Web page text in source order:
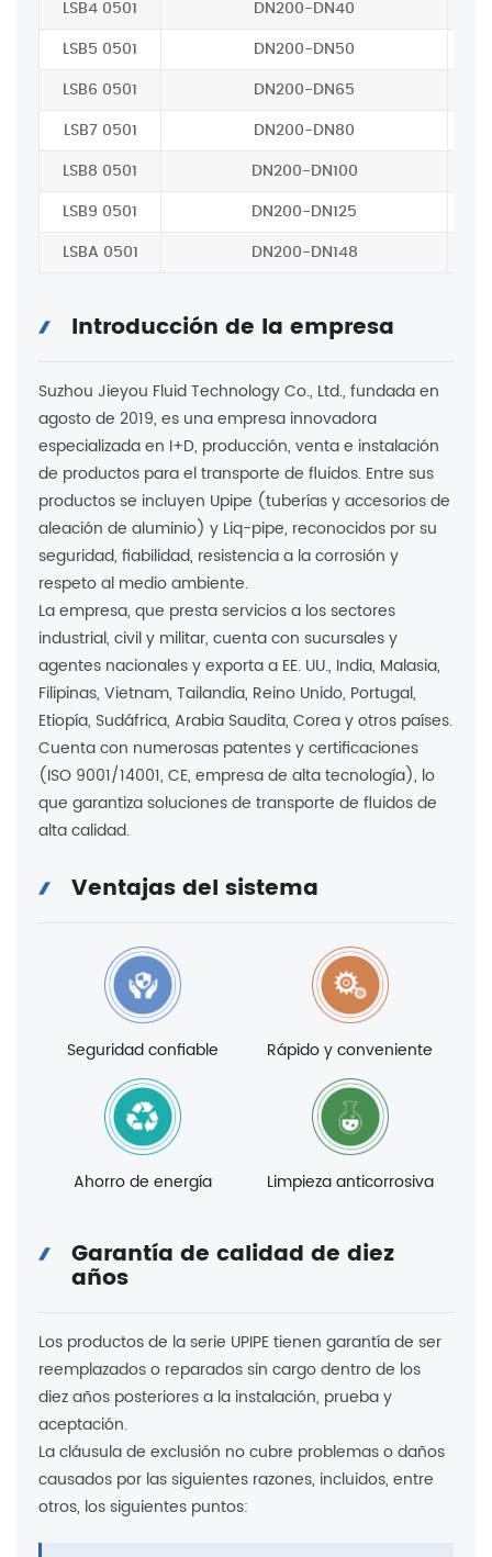
LSB4 0501 DN200-DN40
LSB5 0501 DN200-DN50
LSB6 0501 DN200-DN65
LSB7 0501 DN200-DN80
LSB8 0501 DN200-DN100
LSB9 0501 DN200-DN125
LSBA 0501 DN200-DN148
Introducción de la empresa
Suzhou Jieyou Fluid Technology Co., Ltd., fundada en
agosto de 2019, es una empresa innovadora
especializada en I+D, producción, venta e instalación
de productos para el transporte de fluidos. Entre sus
productos se incluyen Upipe (tuberías y accesorios de
aleación de aluminio) y Liq-pipe, reconocidos por su
seguridad, fiabilidad, resistencia a la corrosión y
respeto al medio ambiente.
La empresa, que presta servicios a los sectores
industrial, civil y militar, cuenta con sucursales y
agentes nacionales y exporta a EE. UU., India, Malasia,
Filipinas, Vietnam, Tailandia, Reino Unido, Portugal,
Etiopía, Sudáfrica, Arabia Saudita, Corea y otros países.
Cuenta con numerosas patentes y certificaciones
(ISO 9001/14001, CE, empresa de alta tecnología), lo
que garantiza soluciones de transporte de fluidos de
alta calidad.
Ventajas del sistema
Seguridad confiable Rápido y conveniente
Ahorro de energía Limpieza anticorrosiva
Garantía de calidad de diez
años
Los productos de la serie UPIPE tienen garantía de ser
reemplazados o reparados sin cargo dentro de los
diez años posteriores a la instalación, prueba y
aceptación.
La cláusula de exclusión no cubre problemas o daños
causados ​​por las siguientes razones, incluidos, entre
otros, los siguientes puntos: